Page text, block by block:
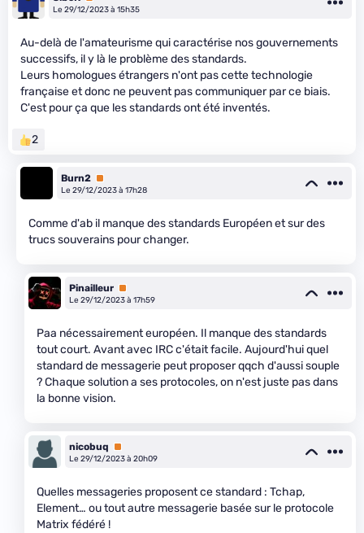
Le 29/12/2023 à 15h35
Au-delà de l'amateurisme qui caractérise nos gouvernements
successifs, il y là le problème des standards.
Leurs homologues étrangers n'ont pas cette technologie
française et donc ne peuvent pas communiquer par ce biais.
C'est pour ça que les standards ont été inventés.
2
Burn2 Premium
Le 29/12/2023 à 17h28
Comme d'ab il manque des standards Européen et sur des
trucs souverains pour changer.
Pinailleur Premium
Le 29/12/2023 à 17h59
Paa nécessairement européen. Il manque des standards
tout court. Avant avec IRC c'était facile. Aujourd'hui quel
standard de messagerie peut proposer qqch d'aussi souple
? Chaque solution a ses protocoles, on n'est juste pas dans
la bonne vision.
nicobuq
Premium
Le 29/12/2023 à 20h09
Quelles messageries proposent ce standard : Tchap,
Element… ou tout autre messagerie basée sur le protocole
Matrix fédéré !